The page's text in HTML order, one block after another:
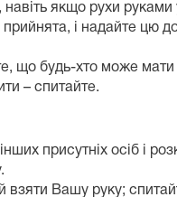
якщо рухи
і надайте цю
що будь-хто може
– спитайте.
присутніх осіб і
взяти Вашу руку;